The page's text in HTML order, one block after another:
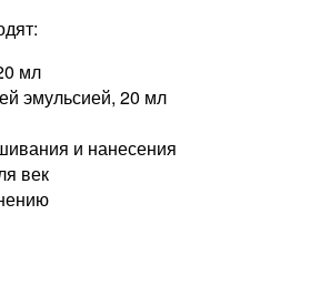
мл
эмульсией, 20 мл
и нанесения
век